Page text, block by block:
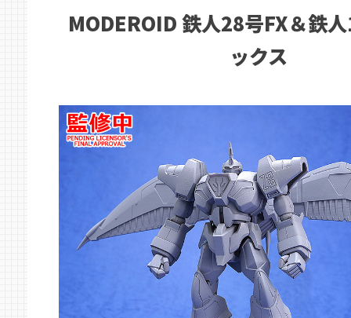
MODEROID 鉄人28号FX＆鉄
ックス